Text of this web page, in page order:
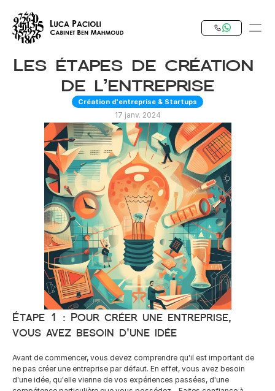
Notre Expertise
Investir en Tunisie
RESOURCES
Careers
Docs
About
Les étapes de création
de l’entreprise
Création d'entreprise & Startups
17 janv. 2024
Étape 1 : Pour créer une entreprise,
vous avez besoin d'une idée
Avant de commencer, vous devez comprendre qu'il est important de
ne pas créer une entreprise par défaut. En effet, vous avez besoin
d'une idée, qu'elle vienne de vos expériences passées, d'une